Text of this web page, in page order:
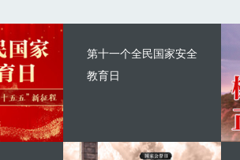
第十一个全民国家安全
教育日